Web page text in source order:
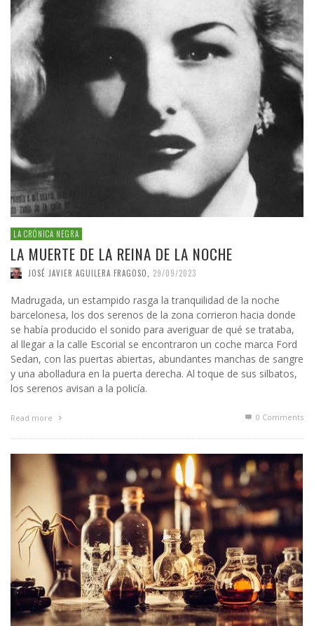
LA CRÓNICA NEGRA
LA MUERTE DE LA REINA DE LA NOCHE
JOSÉ JAVIER AGUILERA FRAGOSO 29/09/2023
Madrugada, un estampido rasga la tranquilidad de la noche
barcelonesa, los dos serenos de la zona corrieron hacia donde
se había producido el sonido para averiguar de qué se trataba,
al llegar a la calle Escorial se encontraron un coche marca Ford
Sedan, con las puertas abiertas, abundantes manchas de sangre
y una abolladura en la puerta derecha. Al toque de sus silbatos,
los serenos avisan a la policía.
Read more 0 Comments